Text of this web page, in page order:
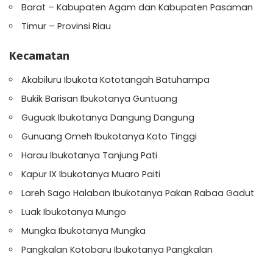
Barat – Kabupaten Agam dan Kabupaten Pasaman
Timur – Provinsi Riau
Kecamatan
Akabiluru Ibukota Kototangah Batuhampa
Bukik Barisan Ibukotanya Guntuang
Guguak Ibukotanya Dangung Dangung
Gunuang Omeh Ibukotanya Koto Tinggi
Harau Ibukotanya Tanjung Pati
Kapur IX Ibukotanya Muaro Paiti
Lareh Sago Halaban Ibukotanya Pakan Rabaa Gadut
Luak Ibukotanya Mungo
Mungka Ibukotanya Mungka
Pangkalan Kotobaru Ibukotanya Pangkalan